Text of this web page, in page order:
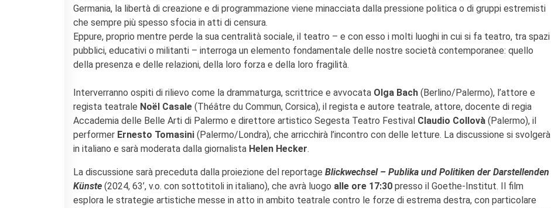
KULTUR ENSEMBLE
PALERMO
Atelier Panormos - La
Bottega
Bandi
Residenze 2026
Cantieri Culturali alla Zisa
CERCA
Germania, la libertà di creazione e di programmazione viene minacciata dalla pressione politica o di gruppi estremisti
che sempre più spesso sfocia in atti di censura.
Eppure, proprio mentre perde la sua centralità sociale, il teatro – e con esso i molti luoghi in cui si fa teatro, tra spazi
pubblici, educativi o militanti – interroga un elemento fondamentale delle nostre società contemporanee: quello
della presenza e delle relazioni, della loro forza e della loro fragilità.
Interverranno ospiti di rilievo come la drammaturga, scrittrice e avvocata Olga Bach (Berlino/Palermo), l’attore e
regista teatrale Noël Casale (Théâtre du Commun, Corsica), il regista e autore teatrale, attore, docente di regia
Accademia delle Belle Arti di Palermo e direttore artistico Segesta Teatro Festival Claudio Collovà (Palermo), il
performer Ernesto Tomasini (Palermo/Londra), che arricchirà l’incontro con delle letture. La discussione si svolgerà
in italiano e sarà moderata dalla giornalista Helen Hecker.
La discussione sarà preceduta dalla proiezione del reportage Blickwechsel – Publika und Politiken der Darstellenden
Künste (2024, 63’, v.o. con sottotitoli in italiano), che avrà luogo alle ore 17:30 presso il Goethe-Institut. Il film
esplora le strategie artistiche messe in atto in ambito teatrale contro le forze di estrema destra, con particolare